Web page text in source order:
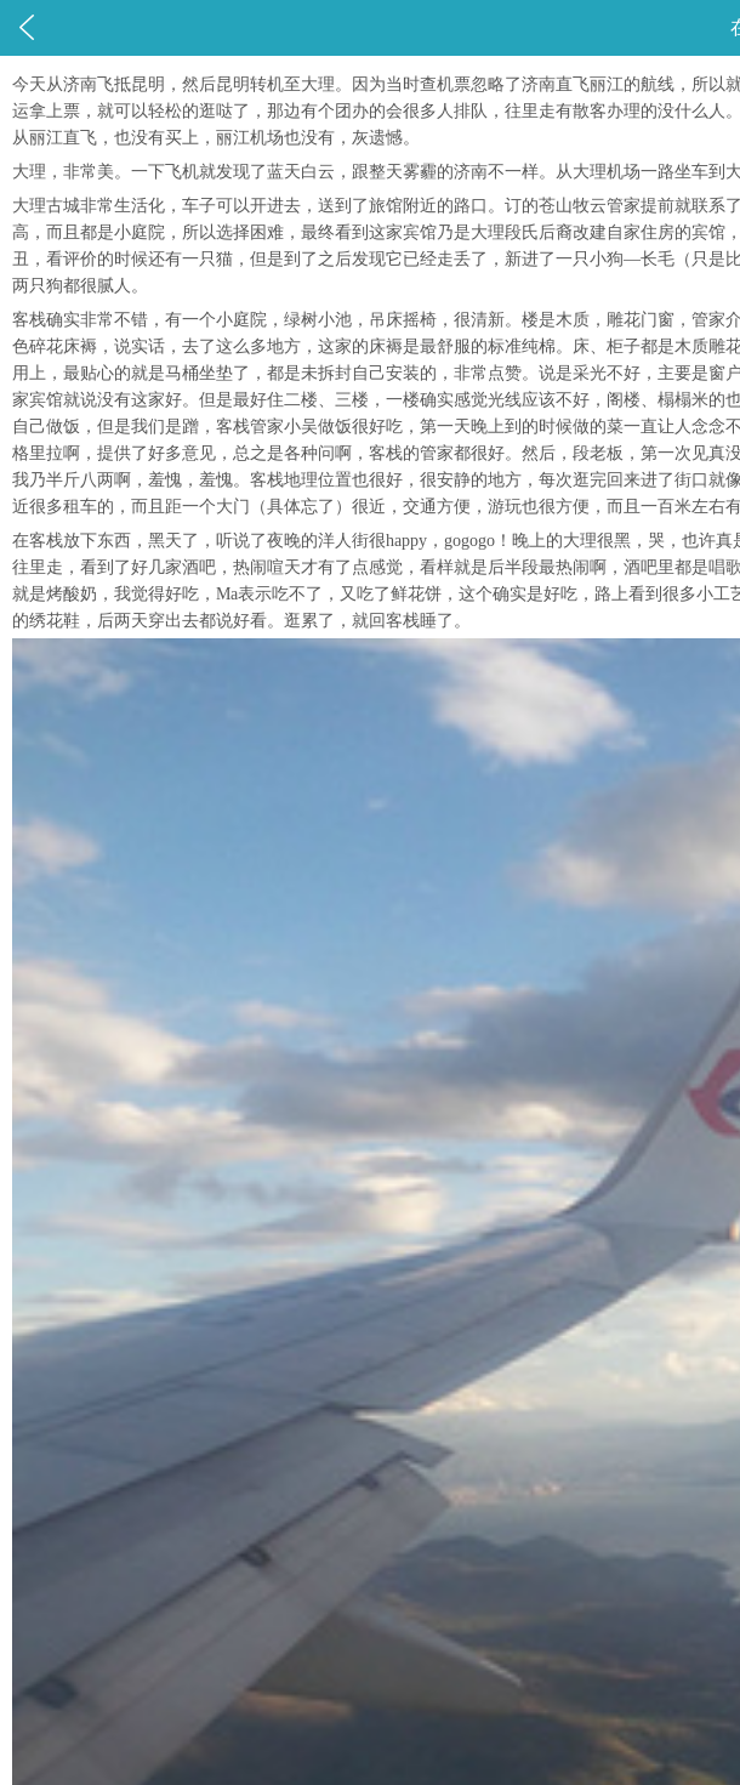

今天从济南飞抵昆明，然后昆明转机至大理。因为当时查机票忽略了济南直飞丽江的航线，所
运拿上票，就可以轻松的逛哒了，那边有个团办的会很多人排队，往里走有散客办理的没什么
从丽江直飞，也没有买上，丽江机场也没有，灰遗憾。
大理，非常美。一下飞机就发现了蓝天白云，跟整天雾霾的济南不一样。从大理机场一路坐车
大理古城非常生活化，车子可以开进去，送到了旅馆附近的路口。订的苍山牧云管家提前就联
高，而且都是小庭院，所以选择困难，最终看到这家宾馆乃是大理段氏后裔改建自家住房的宾
丑，看评价的时候还有一只猫，但是到了之后发现它已经走丢了，新进了一只小狗—长毛（只是
两只狗都很腻人。
客栈确实非常不错，有一个小庭院，绿树小池，吊床摇椅，很清新。楼是木质，雕花门窗，管
色碎花床褥，说实话，去了这么多地方，这家的床褥是最舒服的标准纯棉。床、柜子都是木质
用上，最贴心的就是马桶坐垫了，都是未拆封自己安装的，非常点赞。说是采光不好，主要是
家宾馆就说没有这家好。但是最好住二楼、三楼，一楼确实感觉光线应该不好，阁楼、榻榻米
自己做饭，但是我们是蹭，客栈管家小吴做饭很好吃，第一天晚上到的时候做的菜一直让人念
格里拉啊，提供了好多意见，总之是各种问啊，客栈的管家都很好。然后，段老板，第一次见
我乃半斤八两啊，羞愧，羞愧。客栈地理位置也很好，很安静的地方，每次逛完回来进了街口
近很多租车的，而且距一个大门（具体忘了）很近，交通方便，游玩也很方便，而且一百米左右
在客栈放下东西，黑天了，听说了夜晚的洋人街很happy，gogogo！晚上的大理很黑，哭，也
往里走，看到了好几家酒吧，热闹喧天才有了点感觉，看样就是后半段最热闹啊，酒吧里都是
就是烤酸奶，我觉得好吃，Ma表示吃不了，又吃了鲜花饼，这个确实是好吃，路上看到很多小
的绣花鞋，后两天穿出去都说好看。逛累了，就回客栈睡了。